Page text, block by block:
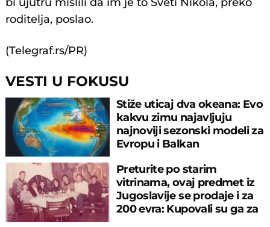
bi ujutru mislili da im je to Sveti Nikola, preko
roditelja, poslao.
(Telegraf.rs/PR)
VESTI U FOKUSU
Stiže uticaj dva okeana: Evo
kakvu zimu najavljuju
najnoviji sezonski modeli za
Evropu i Balkan
Preturite po starim
vitrinama, ovaj predmet iz
Jugoslavije se prodaje i za
200 evra: Kupovali su ga za